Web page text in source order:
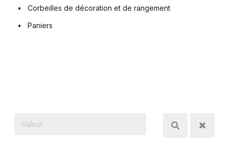
Corbeilles de décoration et de rangement
Paniers